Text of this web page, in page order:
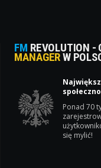
FM REVOLUTION -
MANAGERW
Ponad 70
się mylić!